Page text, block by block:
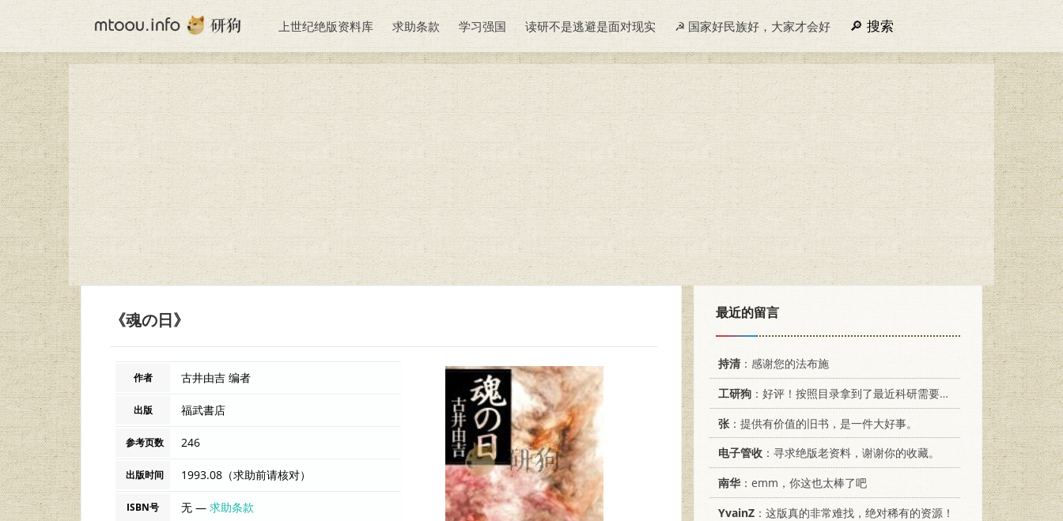
上世纪绝版资料库 求助条款 学习强国 读研不是逃避是面对现实 ☭ 国家好民族好，大家才会好 搜索
《魂の日》
作者 古井由吉 编者
出版 福武書店
参考页数 246
出版时间 1993.08（求助前请核对）
ISBN号 无 —求助条款
最近的留言
持清：感谢您的法布施
工研狗 ：好评！按照目录拿到了最近科研需要的材料！
张 ：提供有价值的旧书，是一件大好事。
电子管收 ：寻求绝版老资料，谢谢你的收藏。
南华：emm，你这也太棒了吧
YvainZ ：这版真的非常难找，绝对稀有的资源！